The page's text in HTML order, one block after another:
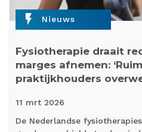
flash_on Nieuws
Fysiotherapie draait
marges afnemen:
praktijkhouders
11 mrt 2026
De Nederlandse